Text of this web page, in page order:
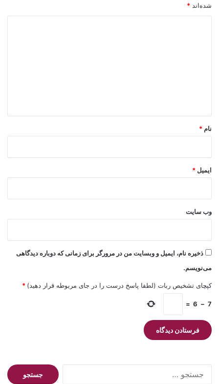
شده‌اند *
نام *
ایمیل *
وب‌ سایت
ذخیره نام، ایمیل و وبسایت من در مرورگر برای زمانی که دوباره دیدگاهی
می‌نویسم.
کپچای تشخیص ربات (لطفا پاسخ درست را در جای مربوطه قرار دهید) *
7
−
6
=
جستجو
برای: